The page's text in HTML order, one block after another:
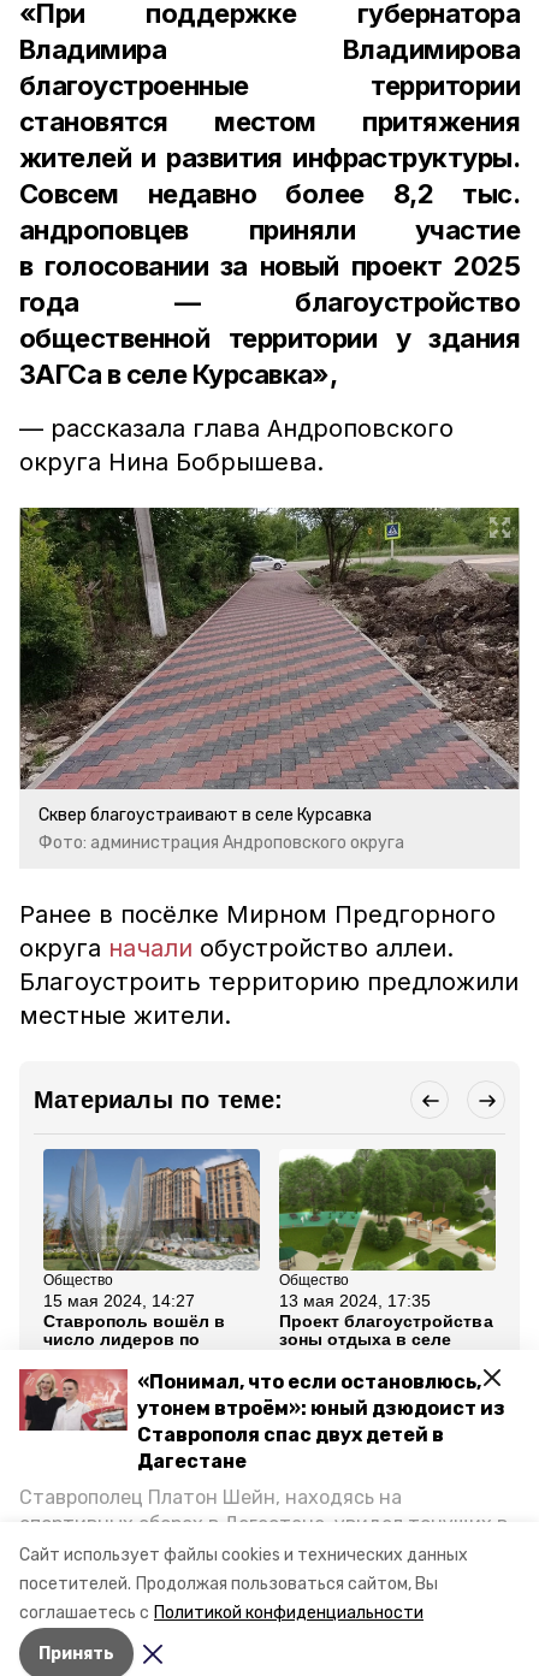
Сайт использует файлы cookies и технических данных
посетителей. Продолжая пользоваться сайтом, Вы
соглашаетесь с Политикой конфиденциальности
Принять
«Понимал, что если остановлюсь,
утонем втроём»: юный дзюдоист из
Ставрополя спас двух детей в
Дагестане
Ставрополец Платон Шейн, находясь на
спортивных сборах в Дегестане, увидел тонущих в
Каспийском море детей и бросился на помощь. По
возвращении домой, отважного мальчика
пригласили в министерство образования края и
наградили. Корреспондент «Победы26» пообщался
с юным героем.
«При поддержке губернатора
Владимира Владимирова
благоустроенные территории
становятся местом притяжения
жителей и развития инфраструктуры.
Совсем недавно более 8,2 тыс.
андроповцев приняли участие
в голосовании за новый проект 2025
года — благоустройство
общественной территории у здания
ЗАГСа в селе Курсавка»,
— рассказала глава Андроповского
округа Нина Бобрышева.
Сквер благоустраивают в селе Курсавка
Фото: администрация Андроповского округа
Ранее в посёлке Мирном Предгорного
округа начали обустройство аллеи.
Благоустроить территорию предложили
местные жители.
Материалы по теме:
Общество
15 мая 2024, 14:27
Ставрополь вошёл в
число лидеров по
озеленению
Общество
13 мая 2024, 17:35
Проект благоустройства
зоны отдыха в селе
голосовании
Все новости
ставропольский край благоустройство
Авторы: Алина Журавлёва